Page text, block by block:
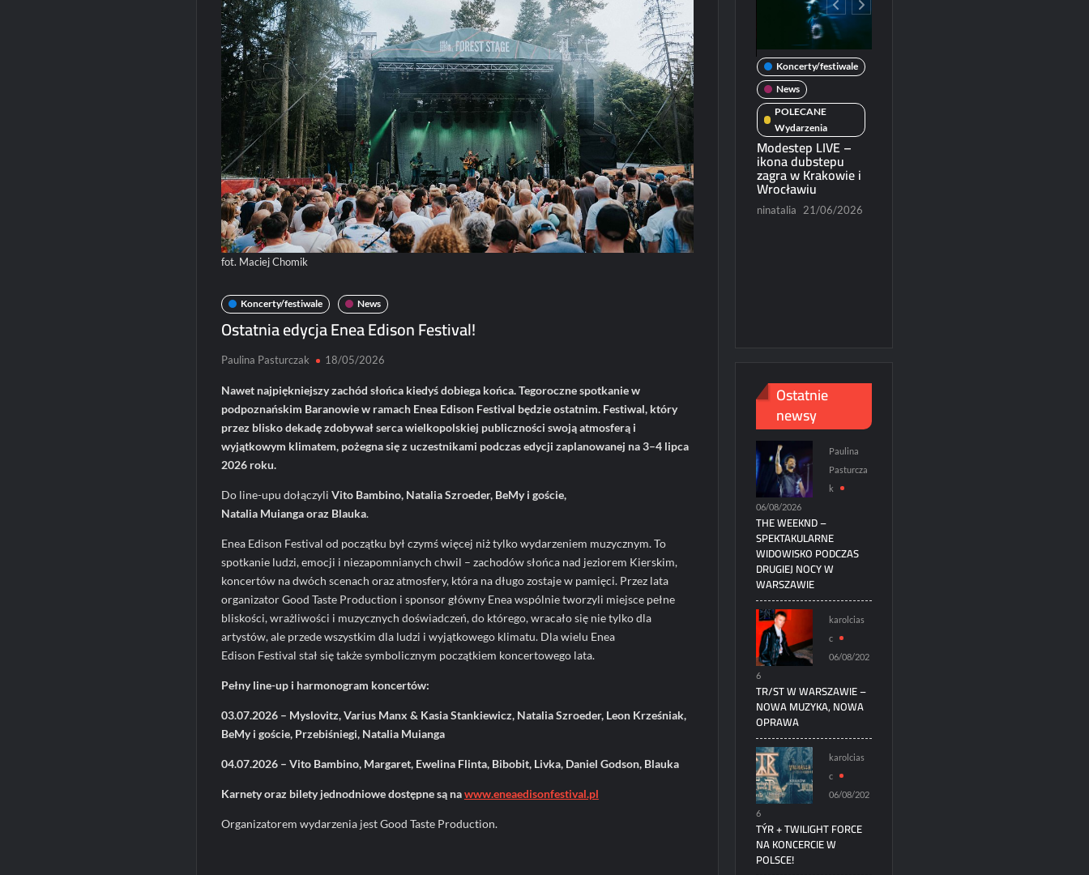
fot. Maciej Chomik
Koncerty/festiwale News
Ostatnia edycja Enea Edison Festival!
Paulina Pasturczak 18/05/2026
Nawet najpiękniejszy zachód słońca kiedyś dobiega końca. Tegoroczne spotkanie w
podpoznańskim Baranowie w ramach Enea Edison Festival będzie ostatnim. Festiwal, który
przez blisko dekadę zdobywał serca wielkopolskiej publiczności swoją atmosferą i
wyjątkowym klimatem, pożegna się z uczestnikami podczas edycji zaplanowanej na 3–4 lipca
2026 roku.
Do line-upu dołączyli Vito Bambino, Natalia Szroeder, BeMy i goście,
Natalia Muianga oraz Blauka.
Enea Edison Festival od początku był czymś więcej niż tylko wydarzeniem muzycznym. To
spotkanie ludzi, emocji i niezapomnianych chwil – zachodów słońca nad jeziorem Kierskim,
koncertów na dwóch scenach oraz atmosfery, która na długo zostaje w pamięci. Przez lata
organizator Good Taste Production i sponsor główny Enea wspólnie tworzyli miejsce pełne
bliskości, wrażliwości i muzycznych doświadczeń, do którego, wracało się nie tylko dla
artystów, ale przede wszystkim dla ludzi i wyjątkowego klimatu. Dla wielu Enea
Edison Festival stał się także symbolicznym początkiem koncertowego lata.
Pełny line-up i harmonogram koncertów:
03.07.2026 – Myslovitz, Varius Manx & Kasia Stankiewicz, Natalia Szroeder, Leon Krześniak,
BeMy i goście, Przebiśniegi, Natalia Muianga
04.07.2026 – Vito Bambino, Margaret, Ewelina Flinta, Bibobit, Livka, Daniel Godson, Blauka
Karnety oraz bilety jednodniowe dostępne są nawww.eneaedisonfestival.pl
Organizatorem wydarzenia jest Good Taste Production.
Koncerty/festiwale
News
Patronat
POLECANE News
POLECANE
Wydarzenia
ElipticTM i
CentoVenti zagrają
w Poznaniu
Paweł Rychter
Koncerty/festiwale
News
POLECANE
Wydarzenia
Haken na koncercie
w Polsce!
karolciasc 24/07/2026
Koncerty/festiwale
News
POLECANE
Wydarzenia
Modestep LIVE –
ikona dubstepu
zagra w Krakowie i
Wrocławiu
ninatalia 21/06/2026
Ostatnie
newsy
Paulina
Pasturcza
k
06/08/2026
THE WEEKND –
SPEKTAKULARNE
WIDOWISKO PODCZAS
DRUGIEJ NOCY W
WARSZAWIE
karolcias
c
06/08/202
6
TR/ST W WARSZAWIE –
NOWA MUZYKA, NOWA
OPRAWA
karolcias
c
06/08/202
6
TÝR + TWILIGHT FORCE
NA KONCERCIE W
POLSCE!